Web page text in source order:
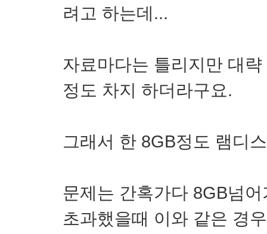
려고 하는데...
자료마다는 틀리지만 대
정도 차지 하더라구요.
그래서 한 8GB정도 램디
문제는 간혹가다 8GB넘
초과했을때 이와 같은 경